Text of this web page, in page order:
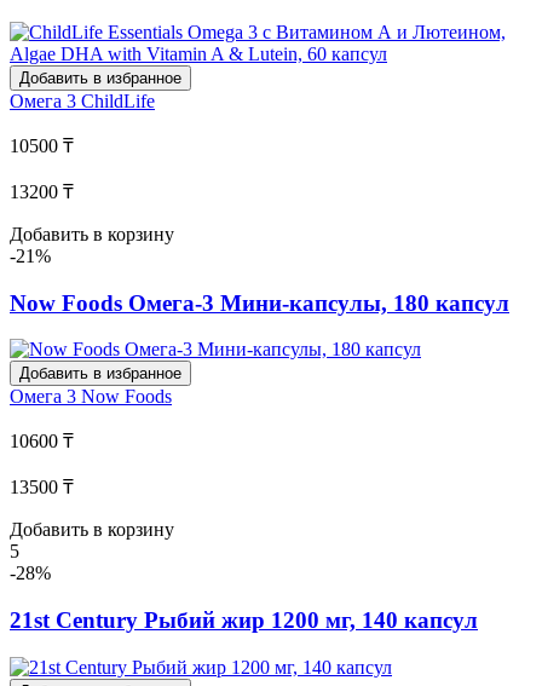
Добавить в избранное
Омега 3 ChildLife
10500 ₸
13200 ₸
Добавить в корзину
-21%
Now Foods Омега-3 Мини-капсулы, 180 капсул
Добавить в избранное
Омега 3 Now Foods
10600 ₸
13500 ₸
Добавить в корзину
5
-28%
21st Century Рыбий жир 1200 мг, 140 капсул